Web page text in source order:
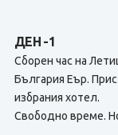
ДЕН -1
Сборен час на
България Еър.
избрания хотел.
Свободно време.